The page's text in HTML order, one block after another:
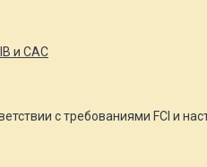
и CAC
с требованиями FCI и